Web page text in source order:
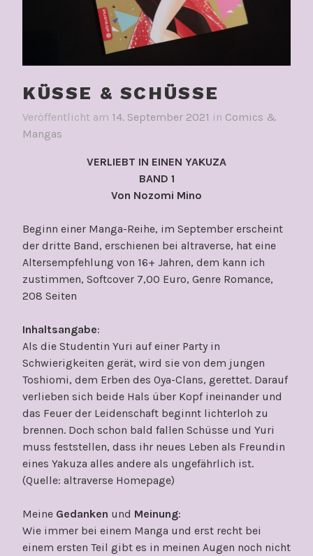
KÜSSE & SCHÜSSE
Veröffentlicht am 14. September 2021 in Comics &
Mangas
VERLIEBT IN EINEN YAKUZA
BAND 1
Von Nozomi Mino
Beginn einer Manga-Reihe, im September erscheint
der dritte Band, erschienen bei altraverse, hat eine
Altersempfehlung von 16+ Jahren, dem kann ich
zustimmen, Softcover 7,00 Euro, Genre Romance,
208 Seiten
Inhaltsangabe:
Als die Studentin Yuri auf einer Party in
Schwierigkeiten gerät, wird sie von dem jungen
Toshiomi, dem Erben des Oya-Clans, gerettet. Darauf
verlieben sich beide Hals über Kopf ineinander und
das Feuer der Leidenschaft beginnt lichterloh zu
brennen. Doch schon bald fallen Schüsse und Yuri
muss feststellen, dass ihr neues Leben als Freundin
eines Yakuza alles andere als ungefährlich ist.
(Quelle: altraverse Homepage)
Meine Gedanken und Meinung:
Wie immer bei einem Manga und erst recht bei
einem ersten Teil gibt es in meinen Augen noch nicht